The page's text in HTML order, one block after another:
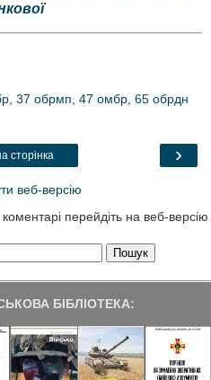
37 обрмп 47 омбр 65 обрдн
›
сторінка
веб-версію
перейдіть на веб-версію
БІБЛІОТЕКА: